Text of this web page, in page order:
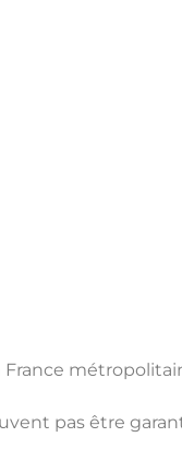
pas être